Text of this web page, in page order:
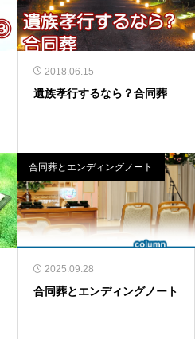
2018.06.15
遺族孝行するなら？合同葬
合同葬とエンディングノート
2025.09.28
合同葬とエンディングノート